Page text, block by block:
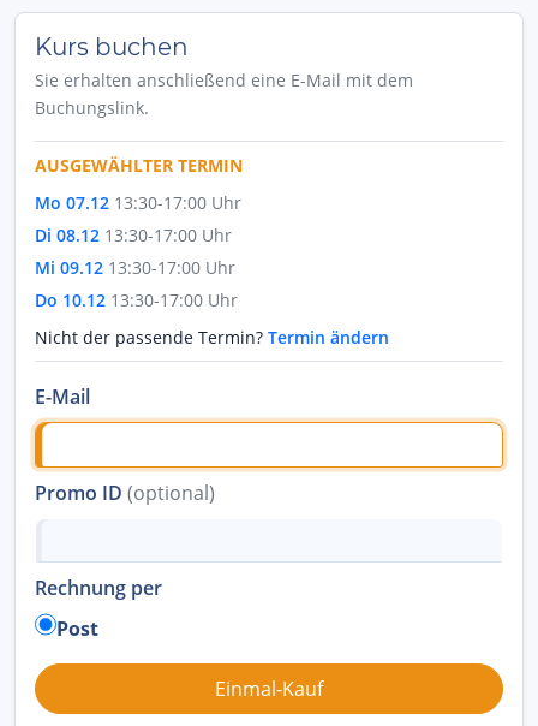
Kurs buchen
Sie erhalten anschließend eine E-Mail mit dem
Buchungslink.
AUSGEWÄHLTER TERMIN
Mo 07.12 13:30-17:00 Uhr
Di 08.12 13:30-17:00 Uhr
Mi 09.12 13:30-17:00 Uhr
Do 10.12 13:30-17:00 Uhr
Nicht der passende Termin? Termin ändern
E-Mail
Promo ID (optional)
Rechnung per
Post